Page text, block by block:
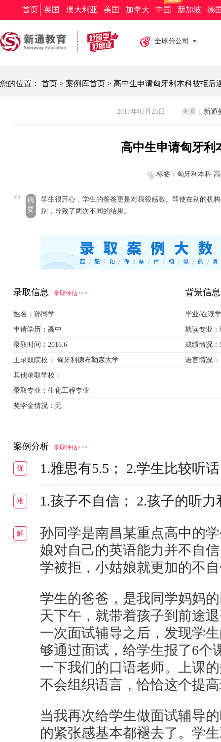
新通教育 新通留学 新通外语 欧亚教育 新通求职
全球分公司
首页 英国 澳大利亚 美国 加拿大 中国 新加坡 德
您的位置： 首页 > 案例库首页 > 高中生申请匈牙利本科被拒后
2017年05月25日 来源： 新通
高中生申请匈牙利
标签：匈牙利本科
摘
要
学生很开心，学生的爸爸更是对我很感激。即使在别的机
别，导致了两次不同的结果。
录取信息 录取评估>>>
姓名： 孙同学
申请学历： 高中
录取时间： 2016.6
主录取院校： 匈牙利德布勒森大学
其他录取学校：
录取专业： 生化工程专业
奖学金情况： 无
背景信息
毕业/在读
就读专业：
成绩情况：
语言情况：
案例分析 录取评估>>>
优 1.雅思有5.5； 2.学生比较听
难 1.孩子不自信； 2.孩子的听
解
孙同学是南昌某重点高中的
娘对自己的英语能力并不自
学被拒，小姑娘就更加的不
学生的爸爸，是我同学妈妈
天下午，就带着孩子到前途
一次面试辅导之后，发现学
够通过面试，给学生报了6个
一下我们的口语老师。上课
不会组织语言，恰恰这个提
当我再次给学生做面试辅导
的紧张感基本都褪去了。学